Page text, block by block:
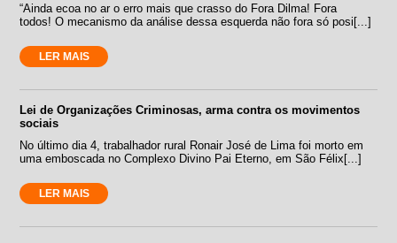
“Ainda ecoa no ar o erro mais que crasso do Fora Dilma! Fora
todos! O mecanismo da análise dessa esquerda não fora só posi[...]
LER MAIS
Lei de Organizações Criminosas, arma contra os movimentos
sociais
No último dia 4, trabalhador rural Ronair José de Lima foi morto em
uma emboscada no Complexo Divino Pai Eterno, em São Félix[...]
LER MAIS